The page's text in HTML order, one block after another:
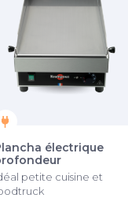
électrique
petite cuisine et